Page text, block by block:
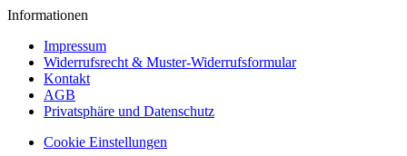
Informationen
Impressum
Widerrufsrecht & Muster-Widerrufsformular
Kontakt
AGB
Privatsphäre und Datenschutz
Cookie Einstellungen